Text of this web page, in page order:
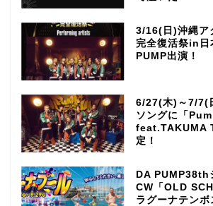
3/16(日)沖縄ア
完全復活祭in日
PUMP出演！
6/27(木)～7/7(
ソングに「
feat.TAKUMA
定！
DA PUMP38th
CW「OLD
ラグーナテンボ